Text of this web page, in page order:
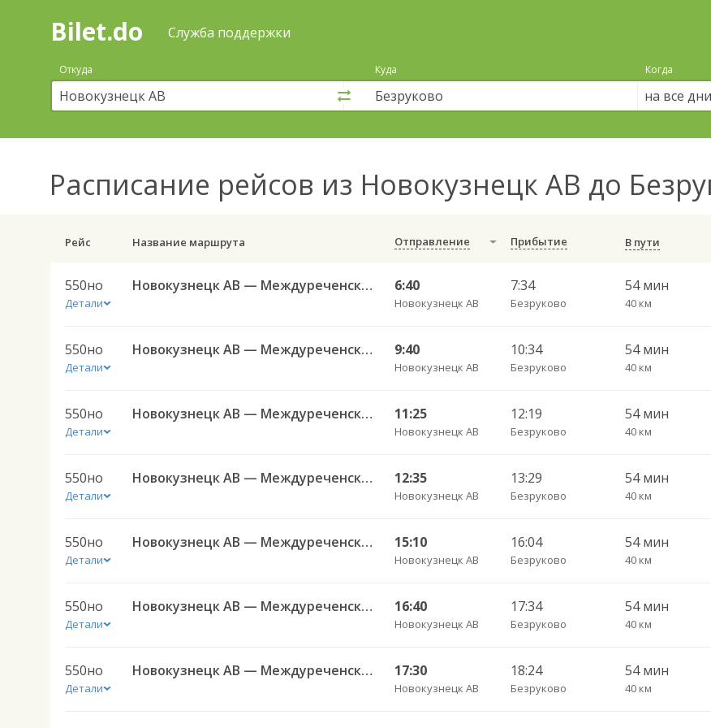
Поиск
покупка
билетов
автобус
онлайн
Bilet.do Служба поддержки
Откуда Куда Когда
на все дни
Расписание рейсов из Новокузнецк АВ до
Рейс Название маршрута Отправление Прибытие В пути
550но
Детали
Новокузнецк АВ — Междуреченск АС 550но 6:40
Новокузнецк АВ
7:34
Безруково
54 мин
40 км
550но
Детали
Новокузнецк АВ — Междуреченск АС 550но 9:40
Новокузнецк АВ
10:34
Безруково
54 мин
40 км
550но
Детали
Новокузнецк АВ — Междуреченск АС 550но 11:25
Новокузнецк АВ
12:19
Безруково
54 мин
40 км
550но
Детали
Новокузнецк АВ — Междуреченск АС 550но 12:35
Новокузнецк АВ
13:29
Безруково
54 мин
40 км
550но
Детали
Новокузнецк АВ — Междуреченск АС 550но 15:10
Новокузнецк АВ
16:04
Безруково
54 мин
40 км
550но
Детали
Новокузнецк АВ — Междуреченск АС 550но 16:40
Новокузнецк АВ
17:34
Безруково
54 мин
40 км
550но
Детали
Новокузнецк АВ — Междуреченск АС 550но 17:30
Новокузнецк АВ
18:24
Безруково
54 мин
40 км